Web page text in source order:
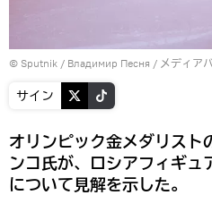
© Sputnik / Владимир Песня / メディア
サイン
オリンピック金メダリスト
ンコ氏が、ロシアフィギ
について見解を示した。